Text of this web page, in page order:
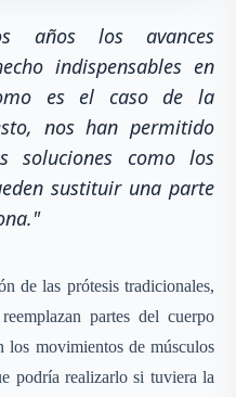
años los avances
indispensables en
es el caso de la
nos han permitido
soluciones como los
sustituir una parte
de las prótesis tradicionales,
partes del cuerpo
los movimientos de músculos
podría realizarlo si tuviera la